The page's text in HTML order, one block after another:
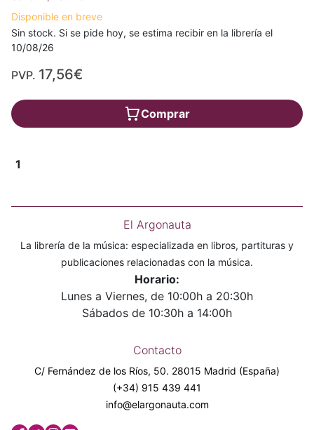
Disponible en breve
Sin stock. Si se pide hoy, se estima recibir en la librería el
10/08/26
PVP. 17,56€
Comprar
1
El Argonauta
La librería de la música: especializada en libros, partituras y
publicaciones relacionadas con la música.
Horario:
Lunes a Viernes, de 10:00h a 20:30h
Sábados de 10:30h a 14:00h
Contacto
C/ Fernández de los Ríos, 50. 28015 Madrid (España)
(+34) 915 439 441
info@elargonauta.com